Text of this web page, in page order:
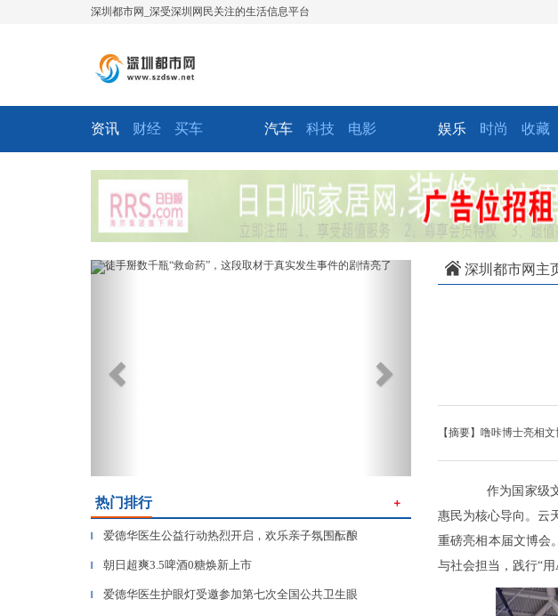
深圳都市网_深受深圳网民关注的生活信息平台
资讯 财经 买车 汽车 科技 电影 娱乐 时尚 收藏
Previous Next
热门排行 ＋
▎ 爱德华医生公益行动热烈开启，欢乐亲子氛围酝酿
▎ 朝日超爽3.5啤酒0糖焕新上市
▎ 爱德华医生护眼灯受邀参加第七次全国公共卫生眼
深圳都市网主
【摘要】噜咔博士亮相
作为国家级文
惠民为核心导向。云
重磅亮相本届文博会
与社会担当，践行“